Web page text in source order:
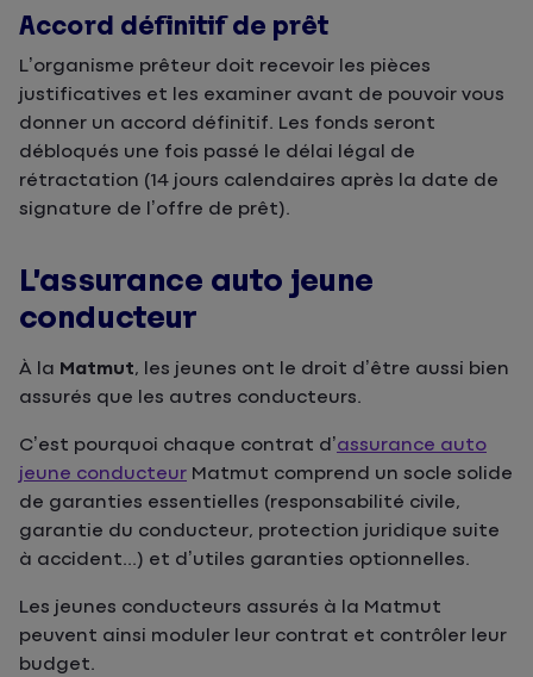
Accord définitif de prêt
L’organisme prêteur doit recevoir les pièces
justificatives et les examiner avant de pouvoir vous
donner un accord définitif. Les fonds seront
débloqués une fois passé le délai légal de
rétractation (14 jours calendaires après la date de
signature de l’offre de prêt).
L’assurance auto jeune
conducteur
À la Matmut, les jeunes ont le droit d’être aussi bien
assurés que les autres conducteurs.
C’est pourquoi chaque contrat d’assurance auto
jeune conducteur Matmut comprend un socle solide
de garanties essentielles (responsabilité civile,
garantie du conducteur, protection juridique suite
à accident...) et d’utiles garanties optionnelles.
Les jeunes conducteurs assurés à la Matmut
peuvent ainsi moduler leur contrat et contrôler leur
budget.